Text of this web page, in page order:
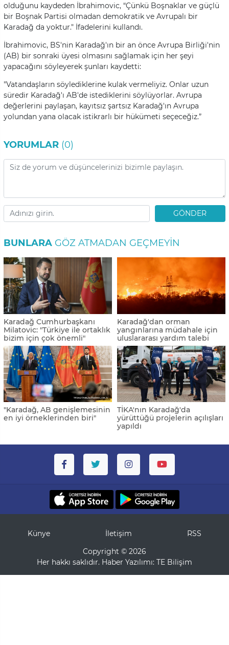
olduğunu kaydeden İbrahimovic, “Çünkü Boşnaklar ve güçlü
bir Boşnak Partisi olmadan demokratik ve Avrupalı bir
Karadağ da yoktur." İfadelerini kullandı.
İbrahimovic, BS'nin Karadağ'ın bir an önce Avrupa Birliği'nin
(AB) bir sonraki üyesi olmasını sağlamak için her şeyi
yapacağını söyleyerek şunları kaydetti:
"Vatandaşların söylediklerine kulak vermeliyiz. Onlar uzun
süredir Karadağ'ı AB'de istediklerini söylüyorlar. Avrupa
değerlerini paylaşan, kayıtsız şartsız Karadağ'ın Avrupa
yolundan yana olacak istikrarlı bir hükümeti seçeceğiz.”
YORUMLAR (0)
GÖNDER
BUNLARA GÖZ ATMADAN GEÇMEYIN
Karadağ Cumhurbaşkanı
Milatovic: "Türkiye ile ortaklık
bizim için çok önemli"
Karadağ'dan orman
yangınlarına müdahale için
uluslararası yardım talebi
"Karadağ, AB genişlemesinin
en iyi örneklerinden biri"
TİKA'nın Karadağ'da
yürüttüğü projelerin açılışları
yapıldı
Künye İletişim
RSS
Copyright © 2026
Her hakkı saklıdır. Haber Yazılımı: TE Bilişim